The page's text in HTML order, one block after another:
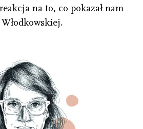
na to, co pokazał nam
.